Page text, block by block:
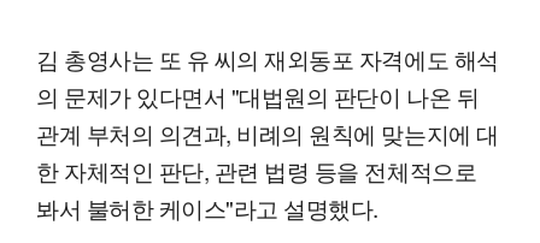
김 총영사는 또 유 씨의 재외동포 자격에도 해석
의 문제가 있다면서 "대법원의 판단이 나온 뒤
관계 부처의 의견과, 비례의 원칙에 맞는지에 대
한 자체적인 판단, 관련 법령 등을 전체적으로
봐서 불허한 케이스"라고 설명했다.